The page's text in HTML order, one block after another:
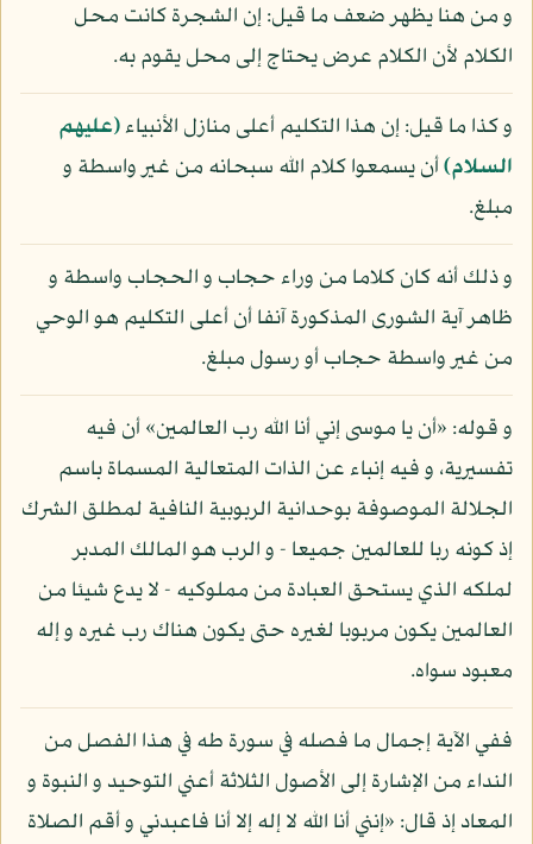
و من هنا يظهر ضعف ما قيل: إن الشجرة كانت محل
الكلام لأن الكلام عرض يحتاج إلى محل يقوم به.
و كذا ما قيل: إن هذا التكليم أعلى منازل الأنبياء(عليهم
السلام)أن يسمعوا كلام الله سبحانه من غير واسطة و
مبلغ.
و ذلك أنه كان كلاما من وراء حجاب و الحجاب واسطة و
ظاهر آية الشورى المذكورة آنفا أن أعلى التكليم هو الوحي
من غير واسطة حجاب أو رسول مبلغ.
و قوله: «أن يا موسى إني أنا الله رب العالمين» أن فيه
تفسيرية، و فيه إنباء عن الذات المتعالية المسماة باسم
الجلالة الموصوفة بوحدانية الربوبية النافية لمطلق الشرك
إذ كونه ربا للعالمين جميعا - و الرب هو المالك المدبر
لملكه الذي يستحق العبادة من مملوكيه - لا يدع شيئا من
العالمين يكون مربوبا لغيره حتى يكون هناك رب غيره و إله
معبود سواه.
ففي الآية إجمال ما فصله في سورة طه في هذا الفصل من
النداء من الإشارة إلى الأصول الثلاثة أعني التوحيد و النبوة و
المعاد إذ قال: «إنني أنا الله لا إله إلا أنا فاعبدني و أقم الصلاة